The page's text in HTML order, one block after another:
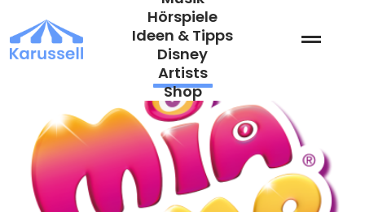
Inhalt
springen
Hörspiele
Ideen & Tipps
Disney
Artists
Shop